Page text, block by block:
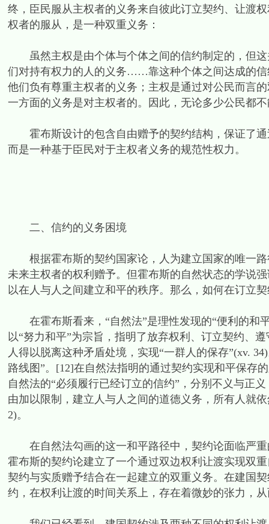
终，臣民服从主权者的义务来自彼此订立契约、让渡
权者的服从，是一种双重义务：
虽然主权是由个体与个体之间的信约制定的，但这
们对持有权力的人的义务……靠这种个体之间达成的
他们负有尊重主权者的义务；主权是通过对公民而言
一方面的义务是对主权者的。因此，无论多少公民都
霍布斯设计的包含自由赠予的契约结构，保证了通
而是一种基于臣民对于主权者义务的规范性权力。
二、信约的义务困境
根据霍布斯的契约国家论，人为建立国家的唯一路
未来主权者的权利赠予。但霍布斯的自然状态的学说
以在人与人之间建立和平的秩序。那么，如何在订立
在霍布斯看来，“自然法”是理性发现的“便利的和
以“努力和平”为宗旨，指明了放弃权利、订立契约、
人得以脱离这种矛盾处境，实现“一群人的保存”(xv.
路线图”。[12]在自然法指明的通过契约实现和平保存
自然法的“必须履行已经订立的信约”，分别不义与正
由加以限制，建立人与人之间的道德义务，所有人就
2)。
在自然法勾画的这一和平路径中，契约论面临严重
霍布斯的契约论建立了一个通过双边权利让渡实现双
契约与实质赠予结合在一起建立的双重义务。在建国
约，在权利让渡的时间关系上，存在着微妙的张力，